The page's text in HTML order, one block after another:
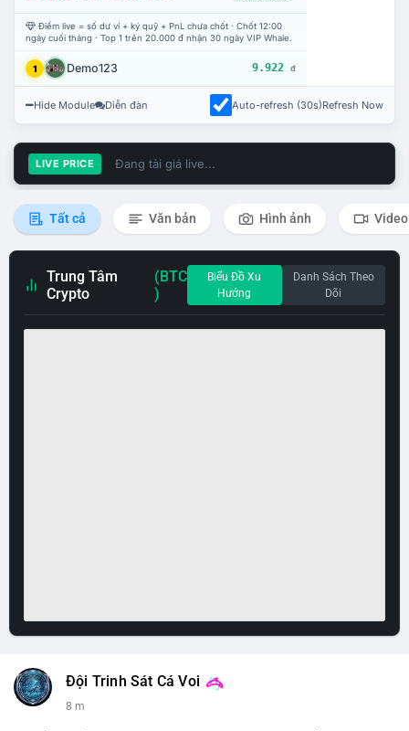
Điểm live = số dư ví + ký quỹ + PnL chưa chốt · Chốt 12:00
ngày cuối tháng · Top 1 trên 20.000 đ nhận 30 ngày VIP Whale.
1 Demo123 9.922 đ
Hide Module Diễn đàn Auto-refresh (30s)Refresh Now
LIVE PRICE Đang tải giá live...
Tất cả Văn bản Hình ảnh Video
Trung Tâm
Crypto
(BTC
)
Biểu Đồ Xu
Hướng
Danh Sách Theo
Dõi
Đội Trinh Sát Cá Voi
8 m